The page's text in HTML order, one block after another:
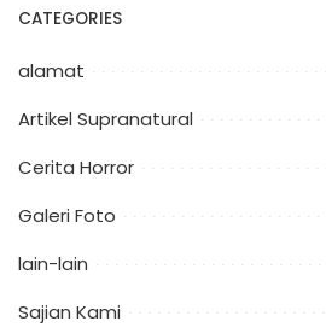
CATEGORIES
alamat
Artikel Supranatural
Cerita Horror
Galeri Foto
lain-lain
Sajian Kami